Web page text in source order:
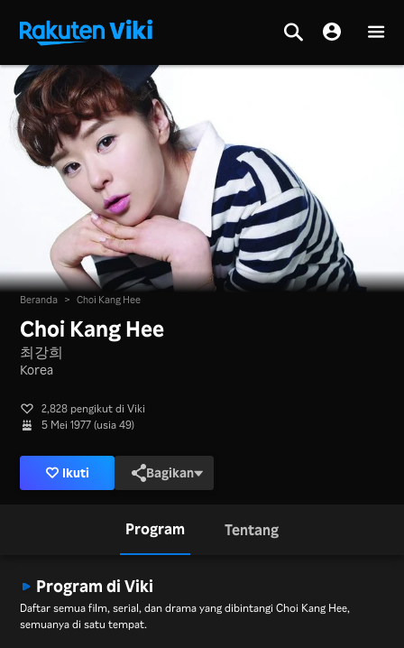
Beranda > Choi Kang Hee
Choi Kang Hee
최강희
Korea
2,828 pengikut di Viki
5 Mei 1977 (usia 49)
Ikuti Bagikan
Program Tentang
Program di Viki
Daftar semua film, serial, dan drama yang dibintangi Choi Kang Hee,
semuanya di satu tempat.